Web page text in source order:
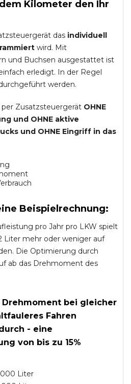
Kilometer den Ihr
das individuell
wird. Mit
und Buchsen ausgestattet ist
erledigt. In der Regel
werden.
Zusatzsteuergerät OHNE
und OHNE aktive
und OHNE Eingriff in das
Beispielrechnung:
pro Jahr pro LKW spielt
Liter mehr oder weniger auf
Die Optimierung durch
ab das Drehmoment des
bei gleicher
Fahren
- eine
von bis zu 15%
Liter